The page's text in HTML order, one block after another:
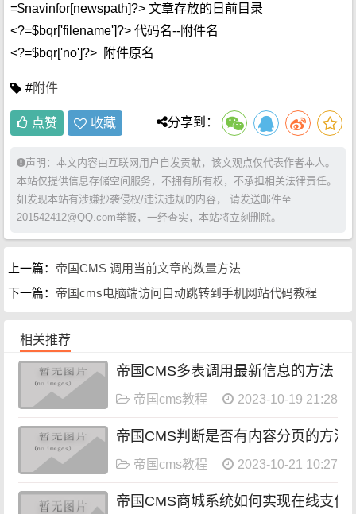
=$navinfor[newspath]?> 文章存放的日前目录
<?=$bqr['filename']?> 代码名--附件名
<?=$bqr['no']?> 附件原名
#附件
点赞 收藏 分享到：
声明：本文内容由互联网用户自发贡献，该文观点仅代表作者本人。
本站仅提供信息存储空间服务，不拥有所有权，不承担相关法律责任。
如发现本站有涉嫌抄袭侵权/违法违规的内容， 请发送邮件至
201542412@QQ.com举报，一经查实，本站将立刻删除。
上一篇： 帝国CMS 调用当前文章的数量方法
下一篇： 帝国cms电脑端访问自动跳转到手机网站代码教程
相关推荐
帝国CMS多表调用最新信息的方法
帝国cms教程 2023-10-19 21:28:08
帝国CMS判断是否有内容分页的方法
帝国cms教程 2023-10-21 10:27:20
帝国CMS商城系统如何实现在线支付